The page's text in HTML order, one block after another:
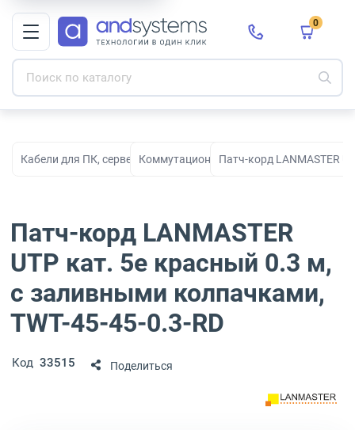
0
Кабели для ПК, серверов, сети, СКС и электропитания
Коммутационные кабелиПатч-корд LANMASTER
Патч-корд LANMASTER
UTP кат. 5e красный 0.3 м,
с заливными колпачками,
TWT-45-45-0.3-RD
Код 33515 Поделиться